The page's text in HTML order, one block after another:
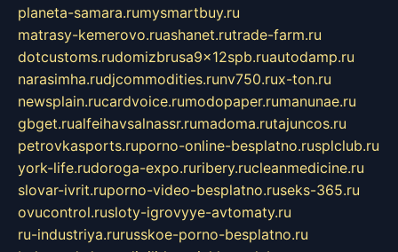
planeta-samara.rumysmartbuy.ru
matrasy-kemerovo.ruashanet.rutrade-farm.ru
dotcustoms.rudomizbrusa9x12spb.ruautodamp.ru
narasimha.rudjcommodities.runv750.rux-ton.ru
newsplain.rucardvoice.rumodopaper.rumanunae.ru
gbget.rualfeihavsalnassr.rumadoma.rutajuncos.ru
petrovkasports.ruporno-online-besplatno.rusplclub.ru
york-life.rudoroga-expo.ruribery.rucleanmedicine.ru
slovar-ivrit.ruporno-video-besplatno.ruseks-365.ru
ovucontrol.rusloty-igrovyye-avtomaty.ru
ru-industriya.rurusskoe-porno-besplatno.ru